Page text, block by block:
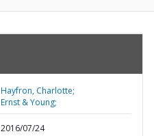
Hayfron, Charlotte;
Ernst & Young;
2016/07/24